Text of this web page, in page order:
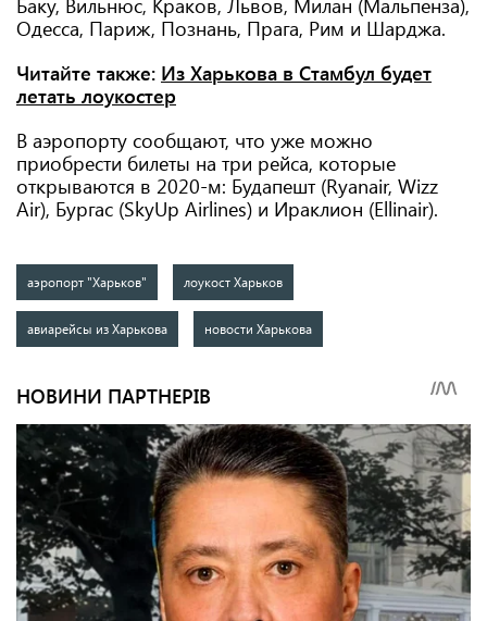
Баку, Вильнюс, Краков, Львов, Милан (Мальпенза),
Одесса, Париж, Познань, Прага, Рим и Шарджа.
Читайте также: Из Харькова в Стамбул будет
летать лоукостер
В аэропорту сообщают, что уже можно
приобрести билеты на три рейса, которые
открываются в 2020-м: Будапешт (Ryanair, Wizz
Air), Бургас (SkyUp Airlines) и Ираклион (Ellinair).
аэропорт "Харьков" лоукост Харьков
авиарейсы из Харькова новости Харькова